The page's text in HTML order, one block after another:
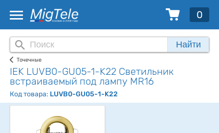
0
Найти
Точечные
IEK LUVB0-GU05-1-K22 Светильник
встраиваемый под лампу MR16
Код товара: LUVB0-GU05-1-K22